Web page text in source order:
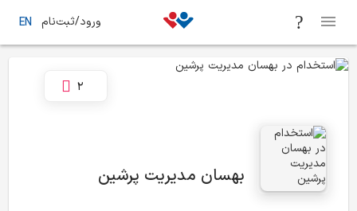
ورود/ثبت‌نام EN
بهسان مدیریت پرشین
2